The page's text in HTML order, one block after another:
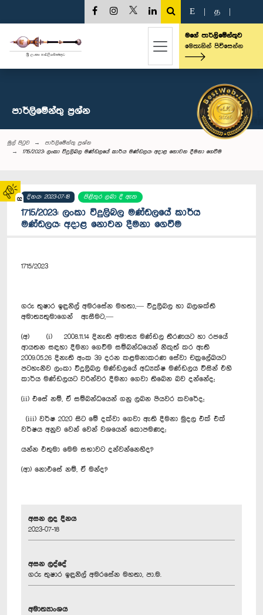
02
E த
මගේ පාර්ලිමේන්තුව
මෙතැනින් පිවිසෙන්න
පාර්ලි‌මේන්තු‌ ප්‍රශ්න
මුල් පිටුව
පාර්ලි‌මේන්තු‌ ප්‍රශ්න
1715/2023: ලංකා විදුලිබල මණ්ඩලයේ කාර්ය මණ්ඩලය: අදාළ නොවන දීමනා ගෙවීම
දිනය: 2023-07-18 පිළිතුර ලබා දී ඇත
1715/2023: ලංකා විදුලිබල මණ්ඩලයේ කාර්ය
මණ්ඩලය: අදාළ නොවන දීමනා ගෙවීම
1715/2023
ගරු තුෂාර ඉඳුනිල් අමරසේන මහතා,— විදුලිබල හා බලශක්ති
අමාත්‍යතුමාගෙන් ඇසීමට,—
(අ) (i) 2008.11.14 දිනැති අමාත්‍ය මණ්ඩල තීරණයට හා රජයේ
ආයතන සඳහා දීමනා ගෙවීම සම්බන්ධයෙන් නිකුත් කර ඇති
2009.05.26 දිනැති අංක 39 දරන කළමනාකරණ සේවා චක්‍රලේඛයට
පටහැනිව ලංකා විදුලිබල මණ්ඩලයේ අධ්‍යක්ෂ මණ්ඩලය විසින් එහි
කාර්ය මණ්ඩලයට වරින්වර දීමනා ගෙවා තිබෙන බව දන්නේද;
(ii) එසේ නම්, ඒ සම්බන්ධයෙන් ගනු ලබන පියවර කවරේද;
(iii) වර්ෂ 2020 සිට මේ දක්වා ගෙවා ඇති දීමනා මුදල එක් එක්
වර්ෂය අනුව වෙන් වෙන් වශයෙන් කොපමණද;
යන්න එතුමා මෙම සභාවට දන්වන්නෙහිද?
(ආ) නොඑසේ නම්, ඒ මන්ද?
අසන ලද දිනය
2023-07-18
අසන ලද්දේ
ගරු තුෂාර ඉඳුනිල් අමරසේන මහතා, පා.ම.
අමාත්‍යාංශය